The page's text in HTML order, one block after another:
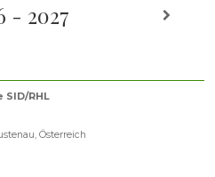
- 2027
RHL
Österreich